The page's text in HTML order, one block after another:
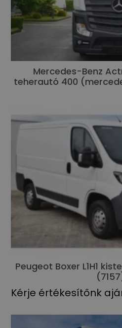
Mercedes-Benz
teherautó 400
Peugeot Boxer L1H1
Kérje értékesítőnk